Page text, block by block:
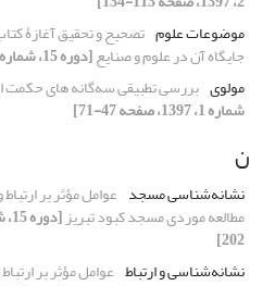
موضوعات علوم تصحیح و تحقیق آغازۀ
جایگاه آن در علوم و صنایع[دوره 15، شماره 1، 1397، صفحه 199-232]
مولوی بررسی تطبیقی سه‌گانه های حکمت
شماره 1، 1397، صفحه 47-71]
ن
نشانه‌شناسی مسجد عوامل مؤثر بر
مطالعه موردی مسجد کبود تبریز
202]
نشانه‌شناسی و ارتباط عوامل مؤثر بر